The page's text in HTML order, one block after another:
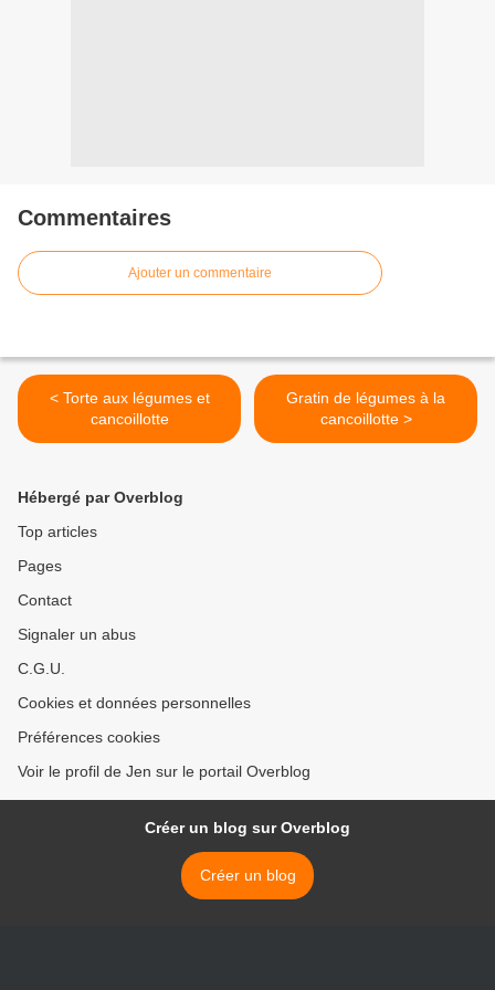
Commentaires
Ajouter un commentaire
< Torte aux légumes et
cancoillotte
Gratin de légumes à la
cancoillotte >
Hébergé par Overblog
Top articles
Pages
Contact
Signaler un abus
C.G.U.
Cookies et données personnelles
Préférences cookies
Voir le profil de Jen sur le portail Overblog
Créer un blog sur Overblog
Créer un blog